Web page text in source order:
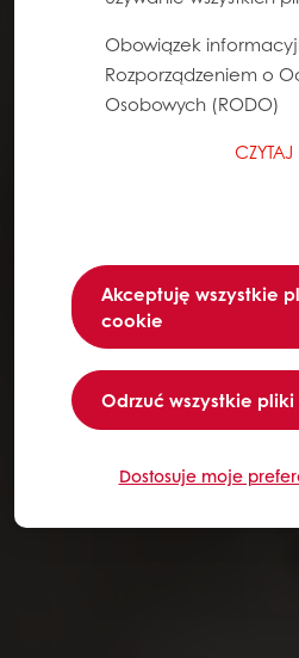
Obowiązek
Rozporządzeniem o
Osobowych (RODO)
Akceptuję wszystkie
cookie
Odrzuć wszystkie
Dostosuje moje